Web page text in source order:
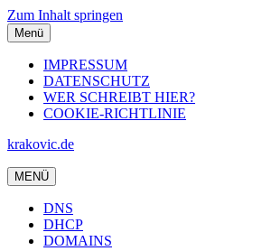
Zum Inhalt springen
Menü
IMPRESSUM
DATENSCHUTZ
WER SCHREIBT HIER?
COOKIE-RICHTLINIE
krakovic.de
MENÜ
DNS
DHCP
DOMAINS